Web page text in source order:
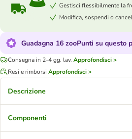
Gestisci flessibilmente la
Modifica, sospendi o
Guadagna 16 zooPunti su questo
Consegna in 2-4 gg. lav. Approfondisci >
Resi e rimborsi Approfondisci >
Descrizione
Componenti